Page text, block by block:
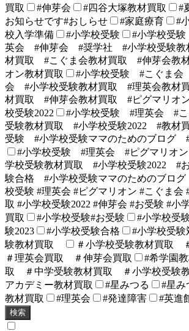
買取
#伸芽会 #四谷大塚教材買取
#
お知らせです#おしらせ
#家庭療育 #
校入学準備
#小学校受験
#小学校受
英会 #伸芽会 #奨学社 #小学校受験教
材買取 #こぐま会教材買取 #伸芽会教
オン教材買取
#小学校受験 #こぐま
会 #小学校受験教材買取 #理英会教材
材買取 #伸芽会教材買取 #ピグマリオ
校受験2022
#小学校受験 #理英会 #
受験教材買取 #小学校受験2022 #教
受験 #小学校受験ママのためのブログ
#小学校受験 #理英会 #ピグマリオ
学校受験教材買取 #小学校受験2022 #
験合格 #小学校受験ママのためのブロ
校受験 #理英会 #ピグマリオン #こぐま会
取 #小学校受験2022 #伸芽会 #お受験 #小
買取
#小学校受験#お受験 #小学校受
験2023
#小学校受験合格 #小学校受験
験教材買取
＃小学校受験教材買取
＃理英会買取 ＃伸芽会買取
#希学園
取 ＃中学受験教材買取 ＃小学校受験
アカデミー教材買取
#星みつる #星み
教材買取
#理英会 #発達障害 #英進
検索